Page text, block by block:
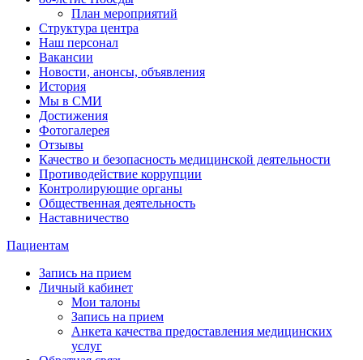
План мероприятий
Структура центра
Наш персонал
Вакансии
Новости, анонсы, объявления
История
Мы в СМИ
Достижения
Фотогалерея
Отзывы
Качество и безопасность медицинской деятельности
Противодействие коррупции
Контролирующие органы
Общественная деятельность
Наставничество
Пациентам
Запись на прием
Личный кабинет
Мои талоны
Запись на прием
Анкета качества предоставления медицинских
услуг